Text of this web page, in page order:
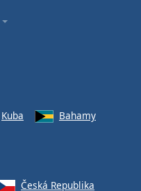
Kuba
Bahamy
Česká Republika